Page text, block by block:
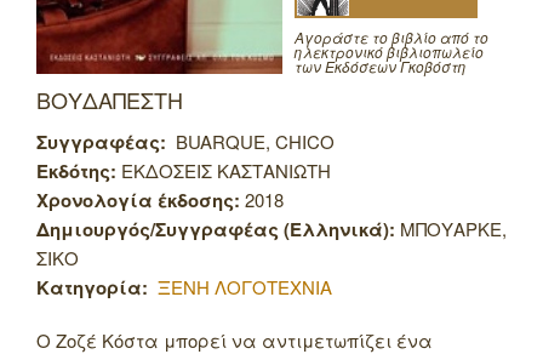
Αγοράστε το βιβλίο από το
ηλεκτρονικό βιβλιοπωλείο
των Εκδόσεων Γκοβόστη
ΒΟΥΔΑΠΕΣΤΗ
Συγγραφέας: BUARQUE, CHICO
Εκδότης: ΕΚΔΟΣΕΙΣ ΚΑΣΤΑΝΙΩΤΗ
Χρονολογία έκδοσης: 2018
Δημιουργός/Συγγραφέας (Ελληνικά): ΜΠΟΥΑΡΚΕ,
ΣΙΚΟ
Κατηγορία: ΞΕΝΗ ΛΟΓΟΤΕΧΝΙΑ
Ο Ζοζέ Κόστα μπορεί να αντιμετωπίζει ένα